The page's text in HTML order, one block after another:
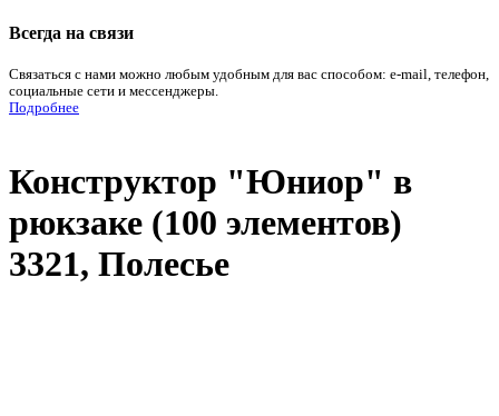
Всегда на связи
Связаться с нами можно любым удобным для вас способом: e-mail, телефон,
социальные сети и мессенджеры.
Подробнее
Конструктор "Юниор" в
рюкзаке (100 элементов)
3321, Полесье